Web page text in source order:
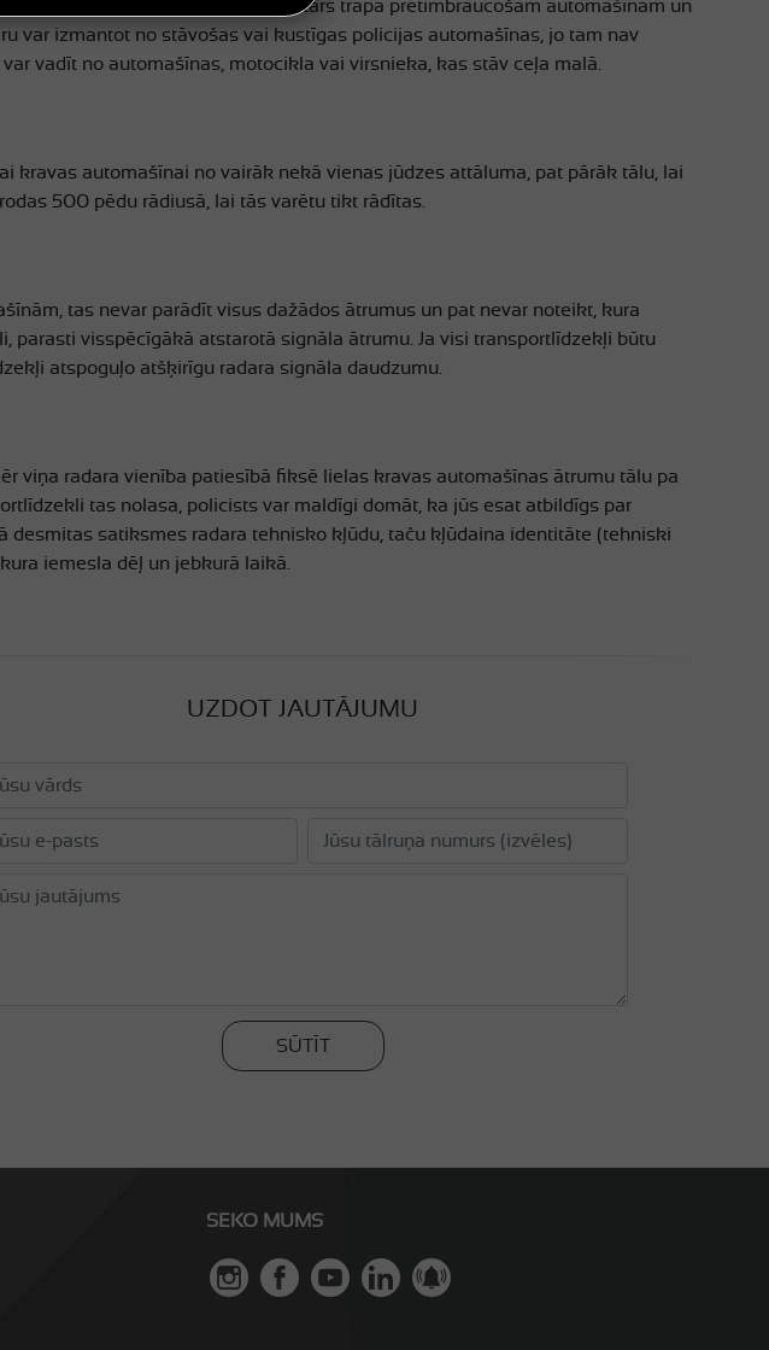
automašīnas. Radara stars trāpa pretimbraucošām automašīnām un
var izmantot no stāvošas vai kustīgas policijas automašīnas, jo tam nav
vadīt no automašīnas, motocikla vai virsnieka, kas stāv ceļa malā.
kravas automašīnai no vairāk nekā vienas jūdzes attāluma, pat pārāk tālu, lai
500 pēdu rādiusā, lai tās varētu tikt rādītas.
tas nevar parādīt visus dažādos ātrumus un pat nevar noteikt, kura
visspēcīgākā atstarotā signāla ātrumu. Ja visi transportlīdzekļi būtu
atspoguļo atšķirīgu radara signāla daudzumu.
viņa radara vienība patiesībā fiksē lielas kravas automašīnas ātrumu tālu pa
tas nolasa, policists var maldīgi domāt, ka jūs esat atbildīgs par
satiksmes radara tehnisko kļūdu, taču kļūdaina identitāte (tehniski
iemesla dēļ un jebkurā laikā.
UZDOT JAUTĀJUMU
SŪTĪT
SEKO MUMS